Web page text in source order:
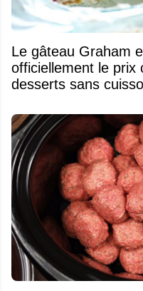
Le gâteau Graham et fraises se mérite
officiellement le prix
desserts sans